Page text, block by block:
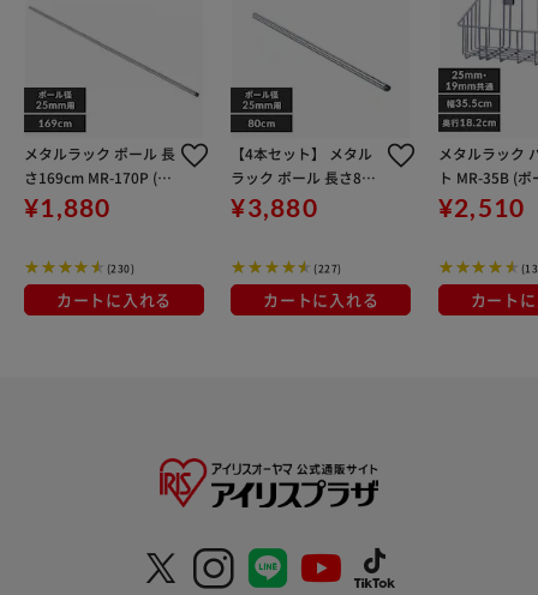
メタルラック ポール 長
さ169cm MR-170P (ポ
ール直径25mm)
¥1,880
(230)
カートに入れる
【4本セット】 メタル
ラック ポール 長さ80c
m MR-80P (ポール直径
25mm)
¥3,880
(227)
カートに入れる
メタルラック
ト MR-35B (
25mm・
¥2,510
カート